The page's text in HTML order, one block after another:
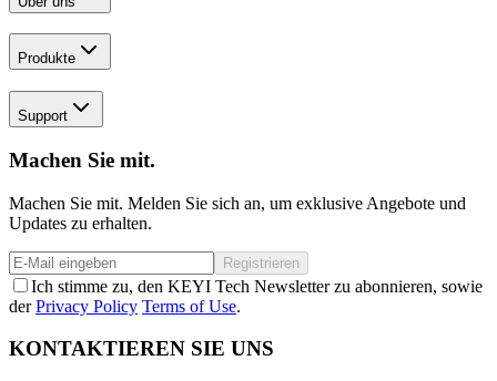
Produkte
Support
Machen Sie mit.
Machen Sie mit. Melden Sie sich an, um exklusive Angebote und
Updates zu erhalten.
Registrieren
Ich stimme zu, den KEYI Tech Newsletter zu abonnieren, sowie
derPrivacy Policy Terms of Use.
KONTAKTIEREN SIE UNS